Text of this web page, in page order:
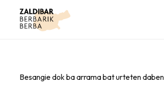
Besangie dok ba arrama bat urteten